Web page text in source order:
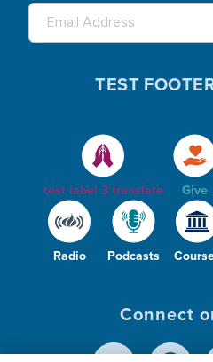
test label 3 translate Give
Radio Podcasts
TEST
Connect